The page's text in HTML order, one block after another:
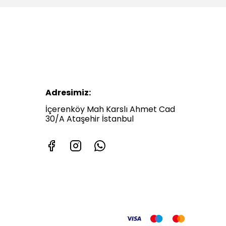
Adresimiz:
İçerenköy Mah Karslı Ahmet Cad
30/A Ataşehir İstanbul